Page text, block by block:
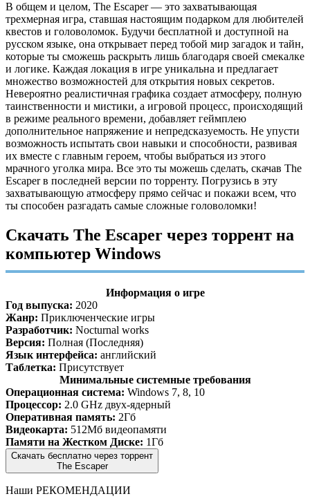
В общем и целом, The Escaper — это захватывающая
трехмерная игра, ставшая настоящим подарком для любителей
квестов и головоломок. Будучи бесплатной и доступной на
русском языке, она открывает перед тобой мир загадок и тайн,
которые ты сможешь раскрыть лишь благодаря своей смекалке
и логике. Каждая локация в игре уникальна и предлагает
множество возможностей для открытия новых секретов.
Невероятно реалистичная графика создает атмосферу, полную
таинственности и мистики, а игровой процесс, происходящий
в режиме реального времени, добавляет геймплею
дополнительное напряжение и непредсказуемость. Не упусти
возможность испытать свои навыки и способности, развивая
их вместе с главным героем, чтобы выбраться из этого
мрачного уголка мира. Все это ты можешь сделать, скачав The
Escaper в последней версии по торренту. Погрузись в эту
захватывающую атмосферу прямо сейчас и покажи всем, что
ты способен разгадать самые сложные головоломки!
Скачать The Escaper через торрент на
компьютер Windows
Информация о игре
Год выпуска: 2020
Жанр: Приключенческие игры
Разработчик: Nocturnal works
Версия: Полная (Последняя)
Язык интерфейса: английский
Таблетка: Присутствует
Минимальные системные требования
Операционная система: Windows 7, 8, 10
Процессор: 2.0 GHz двух-ядерный
Оперативная память: 2Гб
Видеокарта: 512Мб видеопамяти
Памяти на Жестком Диске: 1Гб
Скачать бесплатно через торрент
The Escaper
Наши РЕКОМЕНДАЦИИ